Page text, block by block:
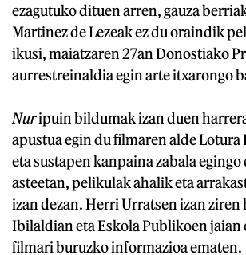
ezagutuko dituen arren, gauza
Martinez de Lezeak ez du oraindik
ikusi, maiatzaren 27an Donostiako
aurrestreinaldia egin arte itxarongo
Nuripuin bildumak izan duen
apustua egin du filmaren alde Lotura
eta sustapen kanpaina zabala
asteetan, pelikulak ahalik eta
izan dezan. Herri Urratsen izan ziren
Ibilaldian eta Eskola Publikoen jaian
filmari buruzko informazioa ematen.